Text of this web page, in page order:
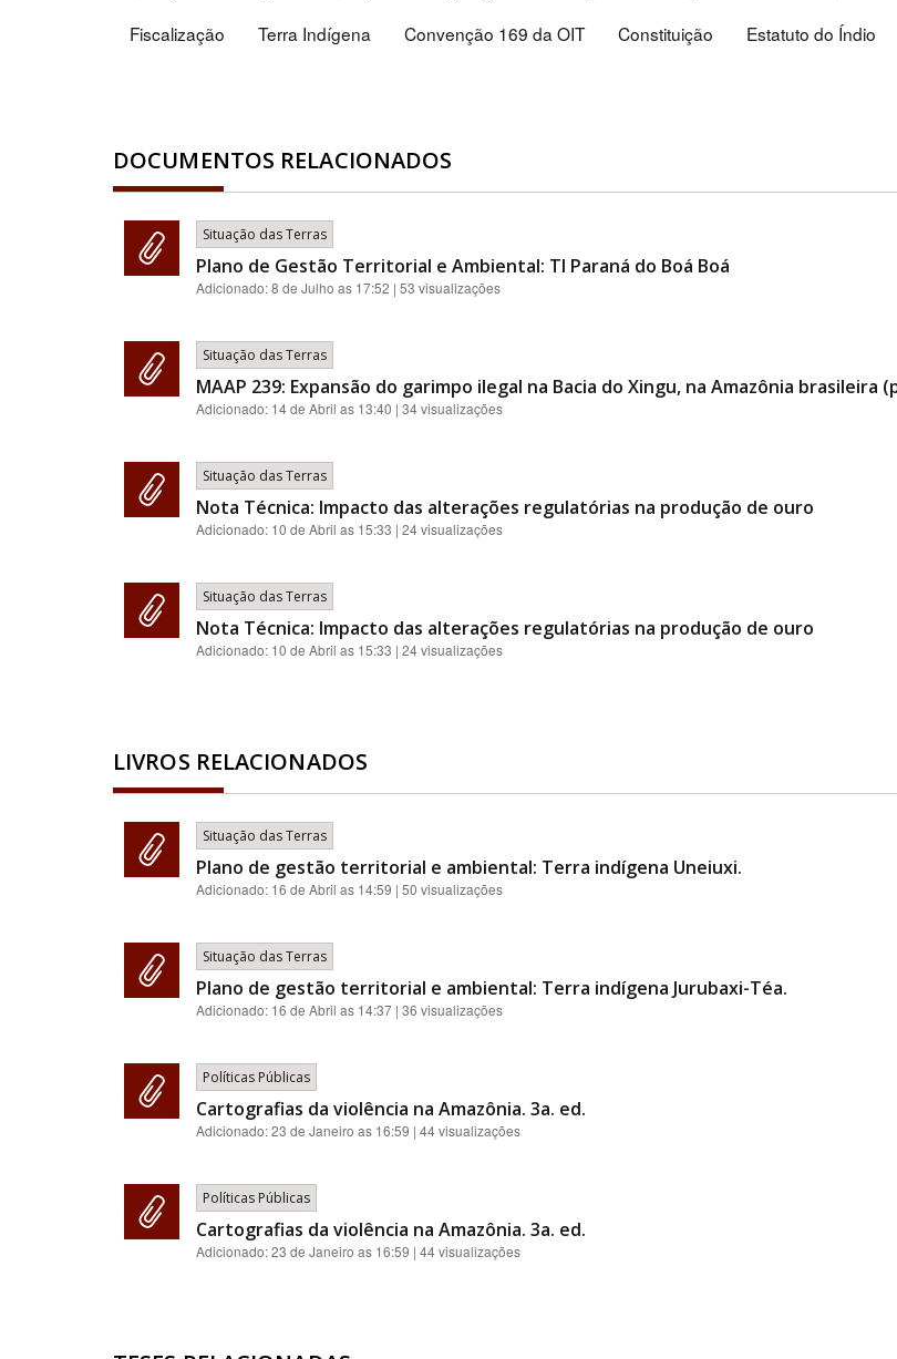
Fiscalização
Terra Indígena Convenção 169 da OIT Constituição Estatuto do Índio
DOCUMENTOS RELACIONADOS
Situação das Terras
Plano de Gestão Territorial e Ambiental: TI Paraná do Boá Boá
Adicionado:8 de Julho as 17:52 | 53 visualizações
Situação das Terras
MAAP 239: Expansão do garimpo ilegal na Bacia do Xingu, na Amazônia brasileira
Adicionado: 14 de Abril as 13:40 | 34 visualizações
Situação das Terras
Nota Técnica: Impacto das alterações regulatórias na produção de ouro
Adicionado: 10 de Abril as 15:33 | 24 visualizações
Situação das Terras
Nota Técnica: Impacto das alterações regulatórias na produção de ouro
Adicionado: 10 de Abril as 15:33 | 24 visualizações
LIVROS RELACIONADOS
Situação das Terras
Plano de gestão territorial e ambiental: Terra indígena Uneiuxi.
Adicionado: 16 de Abril as 14:59 | 50 visualizações
Situação das Terras
Plano de gestão territorial e ambiental: Terra indígena Jurubaxi-Téa.
Adicionado: 16 de Abril as 14:37 | 36 visualizações
Políticas Públicas
Cartografias da violência na Amazônia. 3a. ed.
Adicionado:23 de Janeiro as 16:59 | 44 visualizações
Políticas Públicas
Cartografias da violência na Amazônia. 3a. ed.
Adicionado:23 de Janeiro as 16:59 | 44 visualizações